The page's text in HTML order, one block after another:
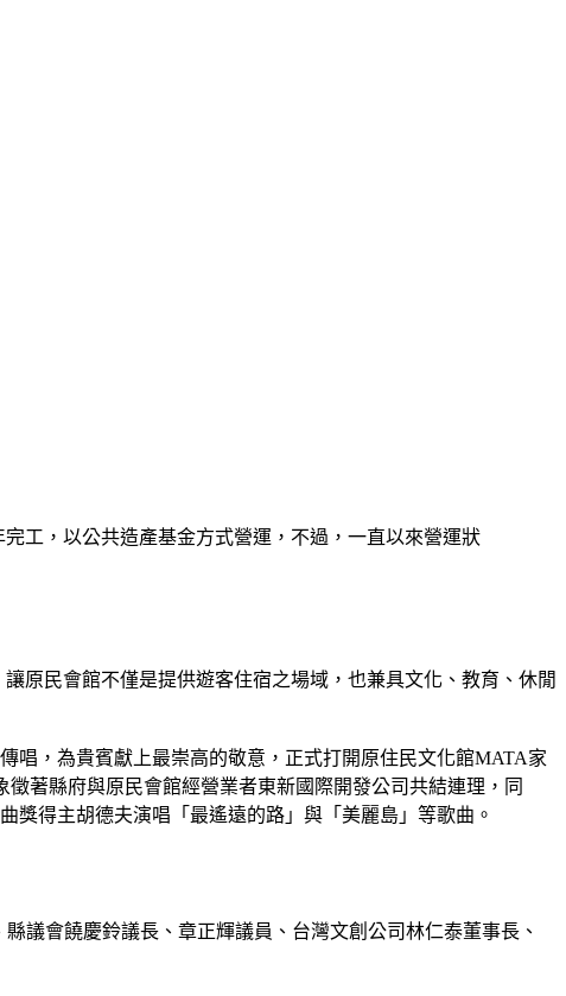
工，以公共造產基金方式營運，不過，一直以來營運狀
原民會館不僅是提供遊客住宿之場域，也兼具文化、教育、休閒
唱，為貴賓獻上最崇高的敬意，正式打開原住民文化館MATA家
著縣府與原民會館經營業者東新國際開發公司共結連理，同
獎得主胡德夫演唱「最遙遠的路」與「美麗島」等歌曲。
議會饒慶鈴議長、章正輝議員、台灣文創公司林仁泰董事長、